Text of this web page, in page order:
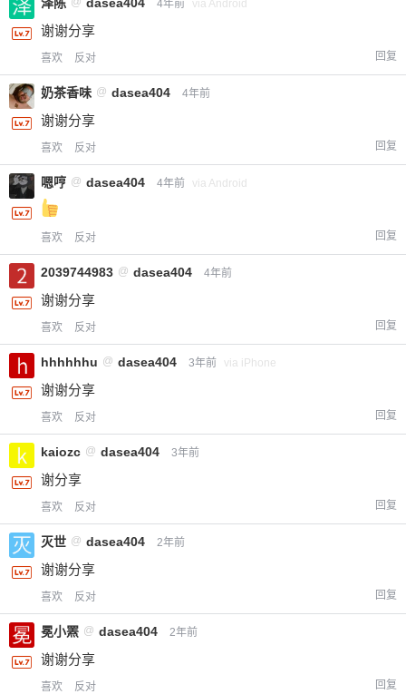
¥
4年前 via Android
谢谢分享
喜欢 反对 回复
奶茶香味 @ dasea404 4年前
谢谢分享
喜欢 反对 回复
嗯哼 @ dasea404 4年前 via Android
喜欢 反对 回复
2039744983 @ dasea404 4年前
谢谢分享
喜欢 反对 回复
hhhhhhu @ dasea404 3年前 via iPhone
谢谢分享
喜欢 反对 回复
kaiozc @ dasea404 3年前
谢分享
喜欢 反对 回复
灭世 @ dasea404 2年前
谢谢分享
喜欢 反对 回复
冕小罴 @ dasea404 2年前
谢谢分享
喜欢 反对 回复
您没有权限发布内容，请购买会员或者提升权
忘记密码？